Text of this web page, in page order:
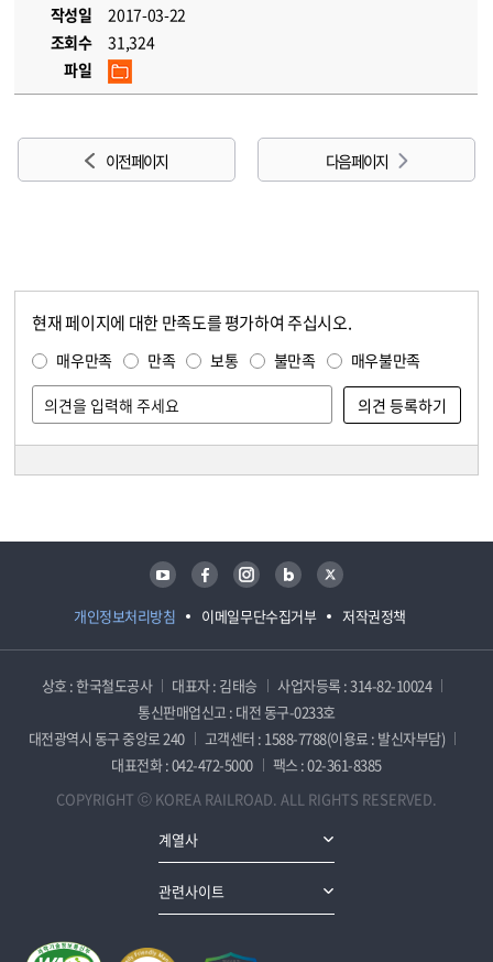
작성일
2017-03-22
조회수
31,324
파일
이전 페이지 다음 페이지
현재 페이지에 대한 만족도를 평가하여 주십시오.
매우만족 만족 보통 불만족 매우불만족
개인정보처리방침 이메일무단수집거부 저작권정책
유튜브 페이스북 인스타그램 블로그 트위터
상호 : 한국철도공사 대표자 : 김태승
사업자등록 : 314-82-10024
통신판매업신고 : 대전 동구-0233호
대전광역시 동구 중앙로 240
고객센터 : 1588-7788(이용료 : 발신자부담)
대표전화 : 042-472-5000
팩스 : 02-361-8385
COPYRIGHT ⓒ KOREA RAILROAD. ALL RIGHTS RESERVED.
계열사
관련사이트